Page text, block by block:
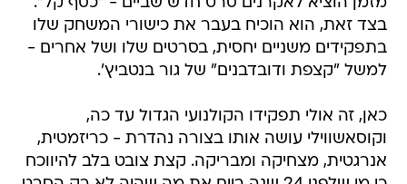
בצד זאת, הוא הוכיח בעבר את כישורי המשחק שלו
בתפקידים משניים יחסית, בסרטים שלו ושל אחרים -
למשל "קצפת ודובדבנים" של גור בנטביץ'.
כאן, זה אולי תפקידו הקולנועי הגדול עד כה,
וקוסאשווילי עושה אותו בצורה נהדרת - כריזמטית,
אנרגטית, מצחיקה ומבריקה. קצת צובט בלב להיווכח